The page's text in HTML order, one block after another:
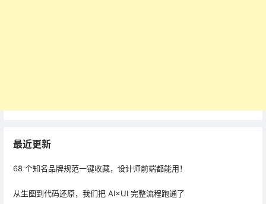
最近更新
68 个知名品牌规范一键收藏，设计师前端都能用！
从生图到代码还原，我们把 AI×UI 完整流程跑通了